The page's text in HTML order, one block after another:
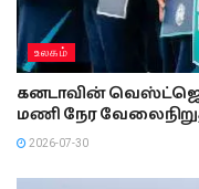
உலகம்
கனடாவின்
மணி நேர
2026-07-30